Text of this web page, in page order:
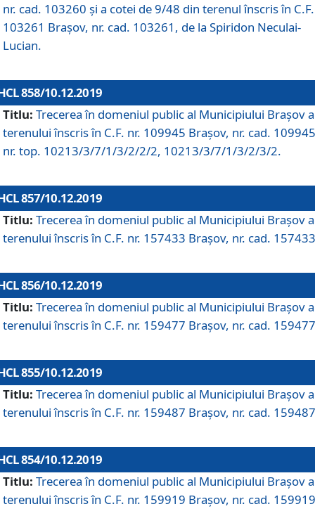
nr. cad. 103260 și a cotei de 9/48 din terenul înscris în
103261 Brașov, nr. cad. 103261, de la Spiridon Neculai-
Lucian.
858/10.12.2019
Titlu: Trecerea în domeniul public al Municipiului Braşov a
terenului înscris în C.F. nr. 109945 Brașov, nr. cad.
nr. top. 10213/3/7/1/3/2/2/2, 10213/3/7/1/3/2/3/2.
857/10.12.2019
Titlu: Trecerea în domeniul public al Municipiului Braşov a
terenului înscris în C.F. nr. 157433 Brașov, nr. cad.
856/10.12.2019
Titlu: Trecerea în domeniul public al Municipiului Braşov a
terenului înscris în C.F. nr. 159477 Brașov, nr. cad.
855/10.12.2019
Titlu: Trecerea în domeniul public al Municipiului Braşov a
terenului înscris în C.F. nr. 159487 Brașov, nr. cad.
854/10.12.2019
Titlu: Trecerea în domeniul public al Municipiului Braşov a
terenului înscris în C.F. nr. 159919 Brașov, nr. cad.